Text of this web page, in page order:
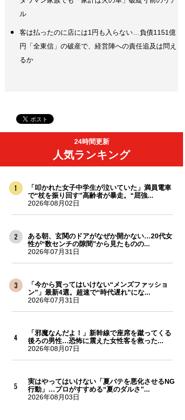
ル
客は払ったのに店には1円も入らない…負債1151億
円「全東信」の破産で、経営陣への責任追及は問え
るか
24時間更新
人気ランキング
「叩かれた女子中学生が泣いていた」満員電車
で“杖を振り回す”高齢者が暴走。“屈強...
2026年08月02日
ある朝、玄関のドアがなぜか開かない…20代女
性が“数センチの隙間”から見たものの...
2026年07月31日
「今から買ってはいけない“メンズファッショ
ン”」最新4選。超速で“時代遅れ”にな...
2026年07月31日
「邪魔なんだよ！」新幹線で座席を蹴ってくる
後ろの男性…恐怖に震えた女性客を救った...
2026年08月07日
実はやってはいけない「夏バテを悪化させるNG
行動」…プロがすすめる“夏のダルさ”...
2026年08月03日